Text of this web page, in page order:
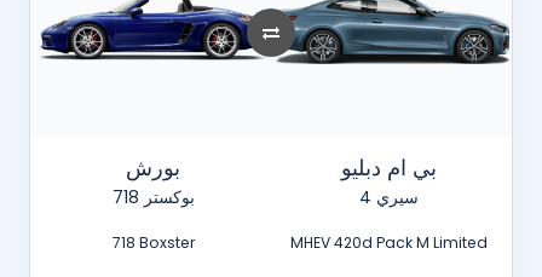
بورش
718 بوكستر
718 Boxster
بي ام دبليو
سيري 4
MHEV 420d Pack M Limited